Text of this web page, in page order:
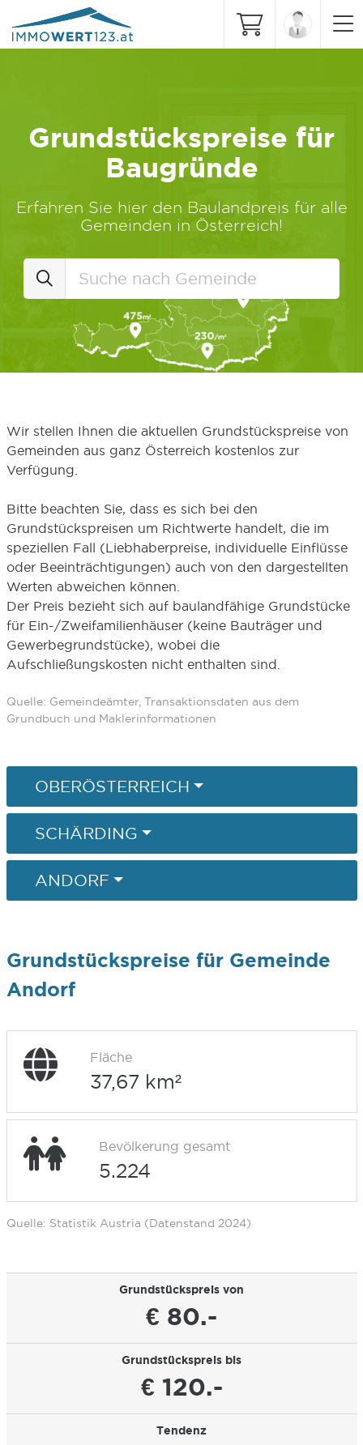
Grundstückspreise für
Baugründe
Erfahren Sie hier den Baulandpreis für alle
Gemeinden in Österreich!
Wir stellen Ihnen die aktuellen Grundstückspreise von
Gemeinden aus ganz Österreich kostenlos zur
Verfügung.
Bitte beachten Sie, dass es sich bei den
Grundstückspreisen um Richtwerte handelt, die im
speziellen Fall (Liebhaberpreise, individuelle Einflüsse
oder Beeinträchtigungen) auch von den dargestellten
Werten abweichen können.
Der Preis bezieht sich auf baulandfähige Grundstücke
für Ein-/Zweifamilienhäuser (keine Bauträger und
Gewerbegrundstücke), wobei die
Aufschließungskosten nicht enthalten sind.
Quelle: Gemeindeämter, Transaktionsdaten aus dem
Grundbuch und Maklerinformationen
OBERÖSTERREICH
SCHÄRDING
ANDORF
Grundstückspreise für Gemeinde
Andorf
Fläche
37,67 km²
Bevölkerung gesamt
5.224
Quelle: Statistik Austria (Datenstand 2024)
Grundstückspreis von
€ 80.-
Grundstückspreis bis
€ 120.-
Tendenz